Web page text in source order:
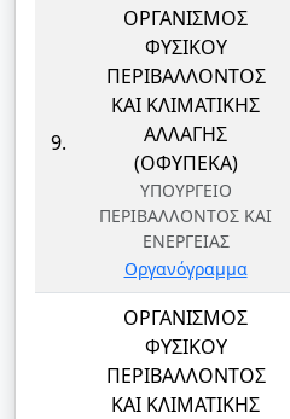
9.
ΟΡΓΑΝΙΣΜΟΣ
ΦΥΣΙΚΟΥ
ΠΕΡΙΒΑΛΛΟΝΤΟΣ
ΚΑΙ ΚΛΙΜΑΤΙΚΗΣ
ΑΛΛΑΓΗΣ
(ΟΦΥΠΕΚΑ)
ΥΠΟΥΡΓΕΙΟ
ΠΕΡΙΒΑΛΛΟΝΤΟΣ ΚΑΙ
ΕΝΕΡΓΕΙΑΣ
Οργανόγραμμα
ΟΡΓΑΝΙΣΜΟΣ
ΦΥΣΙΚΟΥ
ΠΕΡΙΒΑΛΛΟΝΤΟΣ
ΚΑΙ ΚΛΙΜΑΤΙΚΗΣ